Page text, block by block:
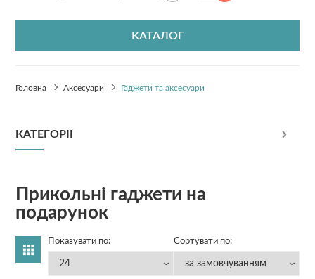
КАТАЛОГ
Головна Аксесуари Гаджети та аксесуари
КАТЕГОРІЇ
Прикольні гаджети на
подарунок
Показувати по: Сортувати по: